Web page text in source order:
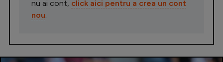
nu ai cont, click aici pentru a crea un cont
nou